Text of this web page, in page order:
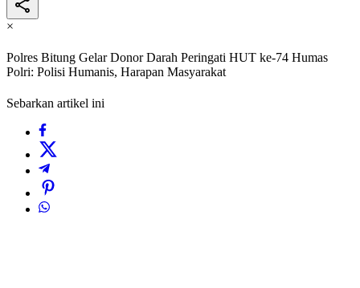
×
Polres Bitung Gelar Donor Darah Peringati HUT ke-74 Humas
Polri: Polisi Humanis, Harapan Masyarakat
Sebarkan artikel ini